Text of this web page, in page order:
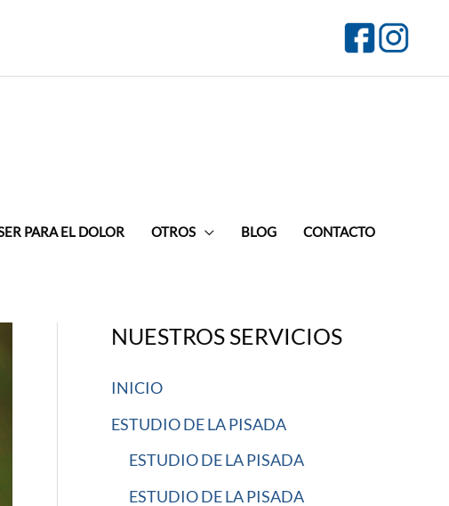
PARA EL DOLOR OTROS BLOG CONTACTO
NUESTROS SERVICIOS
INICIO
ESTUDIO DE LA PISADA
ESTUDIO DE LA PISADA
ESTUDIO DE LA PISADA